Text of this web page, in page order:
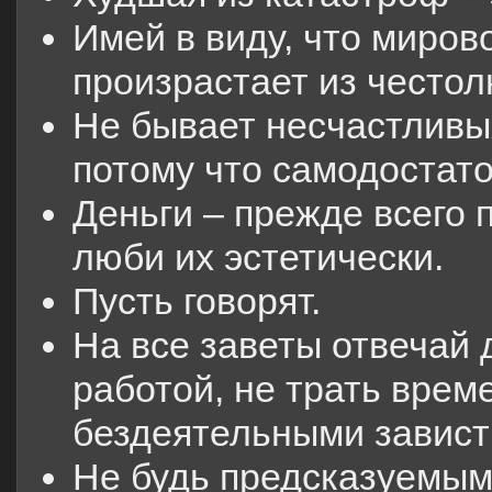
Имей в виду, что
произрастает из
Не бывает
потому что
Деньги – прежде всего
люби их эстетически.
Пусть говорят.
На все заветы отвечай
работой, не трать
бездеятельными
Не будь